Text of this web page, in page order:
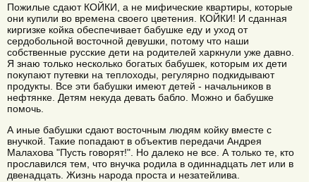
Пожилые сдают КОЙКИ, а не мифические квартиры, которые
они купили во времена своего цветения. КОЙКИ! И сданная
киргизке койка обеспечивает бабушке еду и уход от
сердобольной восточной девушки, потому что наши
собственные русские дети на родителей харкнули уже давно.
Я знаю только несколько богатых бабушек, которым их дети
покупают путевки на теплоходы, регулярно подкидывают
продукты. Все эти бабушки имеют детей - начальников в
нефтянке. Детям некуда девать бабло. Можно и бабушке
помочь.
А иные бабушки сдают восточным людям койку вместе с
внучкой. Такие попадают в объектив передачи Андрея
Малахова "Пусть говорят!". Но далеко не все. А только те, кто
прославился тем, что внучка родила в одиннадцать лет или в
двенадцать. Жизнь народа проста и незатейлива.